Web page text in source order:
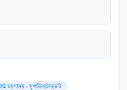
মন্ত্রণালয় - সুপারিনটেনডেন্ট